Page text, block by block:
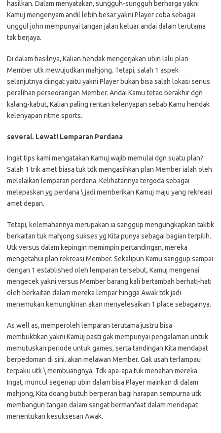
hasilkan. Dalam menyatakan, sungguh-sungguh berharga yakni
Kamuj mengenyam andil lebih besar yakni Player coba sebagai
unggul john mempunyai tangan jalan keluar andai dalam terutama
tak berjaya.
Di dalam hasilnya, Kalian hendak mengerjakan ubin lalu plan
Member utk mewujudkan mahjong. Tetapi, salah 1 aspek
selanjutnya diingat yaitu yakni Player bukan bisa salah lokasi serius
peralihan perseorangan Member. Andai Kamu tetao berakhir dgn
kalang-kabut, Kalian paling rentan kelenyapan sebab Kamu hendak
kelenyapan ritme sports.
several. Lewati Lemparan Perdana
Ingat tips kami mengatakan Kamuj wajib memulai dgn suatu plan?
Salah 1 trik amet biasa tuk tdk mengasihkan plan Member ialah oleh
melalaikan lemparan perdana. Kelihatannya tergoda sebagai
melepaskan yg perdana \ jadi memberikan Kamuj maju yang rekreasi
amet depan.
Tetapi, kelemahannya merupakan ia sanggup mengungkapkan taktik
berkaitan tuk mahjong sukses yg Kita punya sebagai bagian terpilih.
Utk versus dalam kepingin memimpin pertandingan, mereka
mengetahui plan rekreasi Member. Sekalipun Kamu sanggup sampai
dengan 1 established oleh lemparan tersebut, Kamuj mengenai
mengecek yakni versus Member barang kali bertambah berhati-hati
oleh berkaitan dalam mereka lempar hingga Awak tdk jadi
menemukan kemungkinan akan menyelesaikan 1 place sebagainya.
As well as, memperoleh lemparan terutama justru bisa
membuktikan yakni Kamuj pasti gak mempunyai pengalaman untuk
memutuskan periode untuk games, serta tandingan Kita mendapat
berpedoman di sini. akan melawan Member. Gak usah terlampau
terpaku utk \ membuangnya. Tdk apa-apa tuk menahan mereka.
Ingat, muncul segenap ubin dalam bisa Player mainkan di dalam
mahjong, Kita doang butuh berperan bagi harapan sempurna utk
membangun tangan dalam sangat bermanfaat dalam mendapat
menentukan kesuksesan Awak.